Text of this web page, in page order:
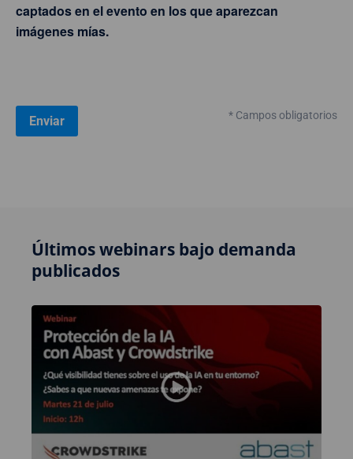
captados en el evento en los que aparezcan
imágenes mías.
* Campos obligatorios
Últimos webinars bajo demanda
publicados